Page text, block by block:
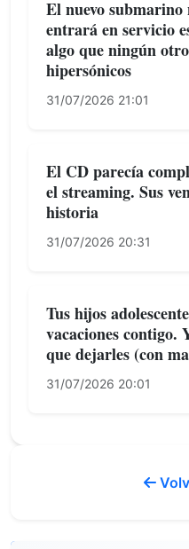
El nuevo
entrará en servicio
algo que ningún
hipersónicos
31/07/2026 21:01
El CD parecía
el streaming. Sus
historia
31/07/2026 20:31
Tus hijos
vacaciones contigo.
que dejarles (con
31/07/2026 20:01